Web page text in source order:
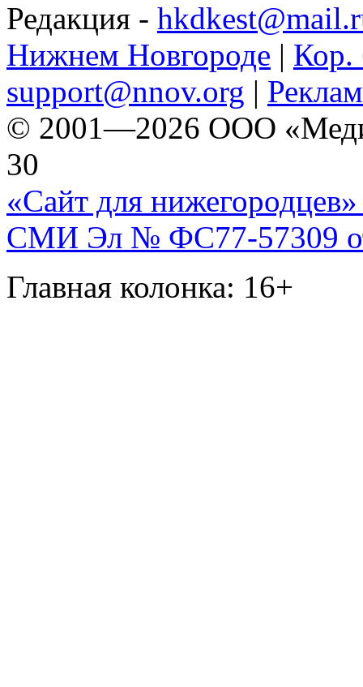
Редакция -
Нижнем Новгороде | Кор.
support@nnov.org |
© 2001—2026 ООО
30
«Сайт для нижегородцев»
СМИ Эл № ФС77-57309
Главная колонка: 16+